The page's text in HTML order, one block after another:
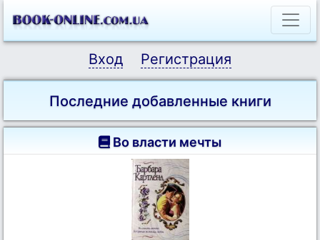
Вход Регистрация
Последние добавленные книги
Во власти мечты